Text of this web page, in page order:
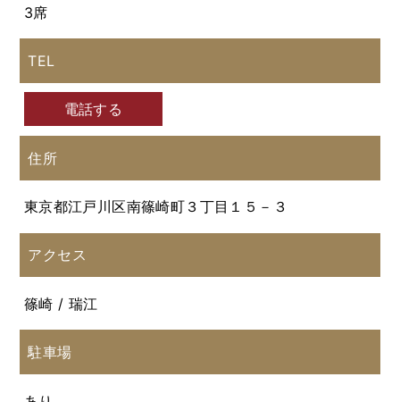
3席
TEL
電話する
住所
東京都江戸川区南篠崎町３丁目１５－３
アクセス
篠崎 / 瑞江
駐車場